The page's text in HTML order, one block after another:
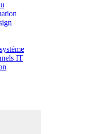
IT